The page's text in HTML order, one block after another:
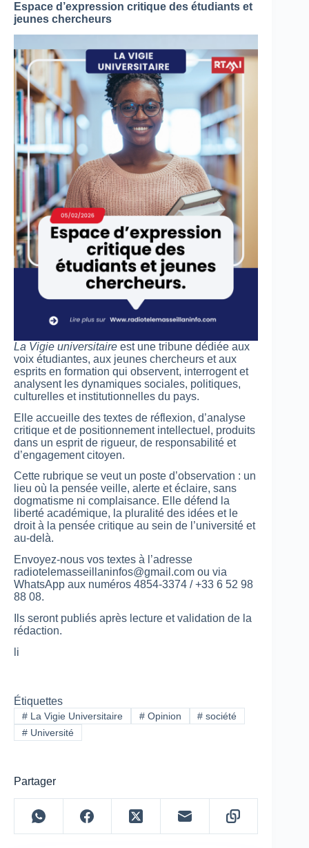
Espace d’expression critique des étudiants et
jeunes chercheurs
La Vigie universitaire est une tribune dédiée aux
voix étudiantes, aux jeunes chercheurs et aux
esprits en formation qui observent, interrogent et
analysent les dynamiques sociales, politiques,
culturelles et institutionnelles du pays.
Elle accueille des textes de réflexion, d’analyse
critique et de positionnement intellectuel, produits
dans un esprit de rigueur, de responsabilité et
d’engagement citoyen.
Cette rubrique se veut un poste d’observation : un
lieu où la pensée veille, alerte et éclaire, sans
dogmatisme ni complaisance. Elle défend la
liberté académique, la pluralité des idées et le
droit à la pensée critique au sein de l’université et
au-delà.
Envoyez-nous vos textes à l’adresse
radiotelemasseillaninfos@gmail.com ou via
WhatsApp aux numéros 4854-3374 / +33 6 52 98
88 08.
Ils seront publiés après lecture et validation de la
rédaction.
li
Étiquettes
#La Vigie Universitaire #Opinion # société
#Université
Partager